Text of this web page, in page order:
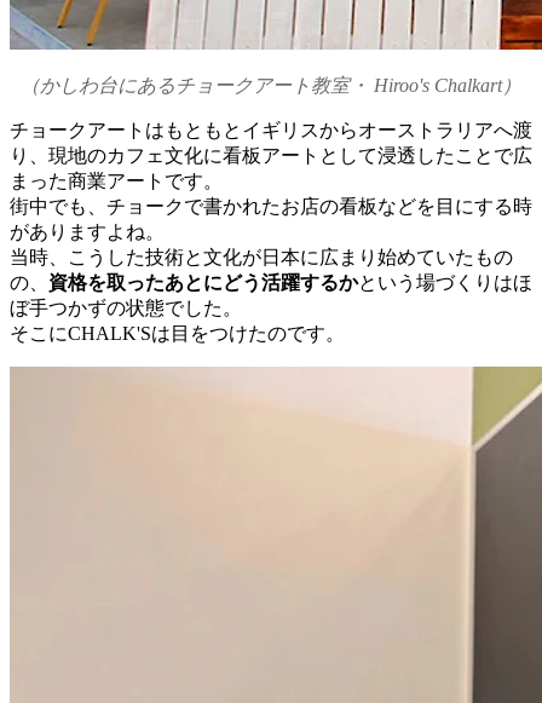
（かしわ台にあるチョークアート教室・ Hiroo's Chalkart）
チョークアートはもともとイギリスからオーストラリアへ渡
り、現地のカフェ文化に看板アートとして浸透したことで広
まった商業アートです。
街中でも、チョークで書かれたお店の看板などを目にする時
がありますよね。
当時、こうした技術と文化が日本に広まり始めていたもの
の、 資格を取ったあとにどう活躍するかという場づくりはほ
ぼ手つかずの状態でした。
そこにCHALK'Sは目をつけたのです。